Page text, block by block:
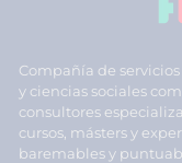
Compañía de
y ciencias sociales
consultores
cursos, másters y
baremables y